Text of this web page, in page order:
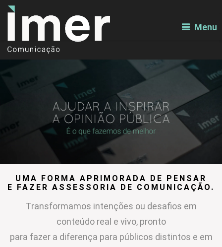
Menu
UMA FORMA APRIMORADA DE PENSAR
E FAZER ASSESSORIA DE COMUNICAÇÃO.
Transformamos intenções ou desafios em
conteúdo real e vivo, pronto
para fazer a diferença para públicos distintos e em